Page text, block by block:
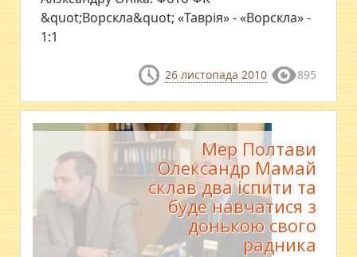
&quot;Ворскла&quot; «Таврія» - «Ворскла» -
1:1
26 листопада 2010 895
Мер Полтави
Олександр Мамай
склав два іспити та
буде навчатися з
донькою свого
радника